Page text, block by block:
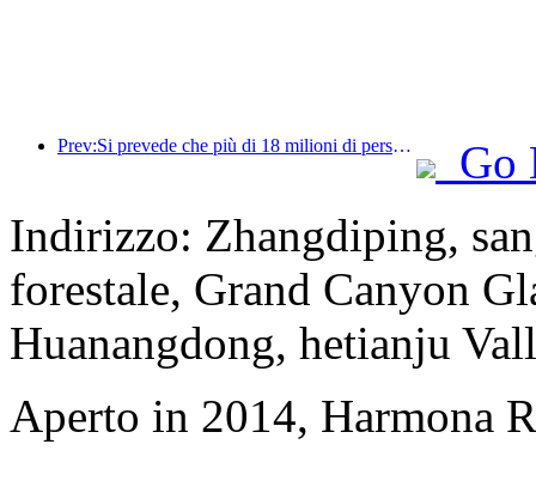
Prev:Si prevede che più di 18 milioni di persone entreranno e usciranno dal Paese durante i 9 giorni di festività della Festa di Primavera.
Go
Indirizzo: Zhangdiping,
forestale, Grand Canyon
Huanangdong, hetianju
Aperto in 2014, Harmona